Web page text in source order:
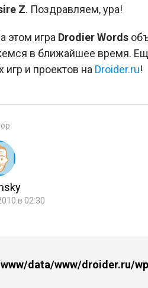
Z. Поздравляем, ура!
этом игра Drodier Words
в ближайшее время.
и проектов на Droider.ru!
в 02:30
data/www/droider.ru/